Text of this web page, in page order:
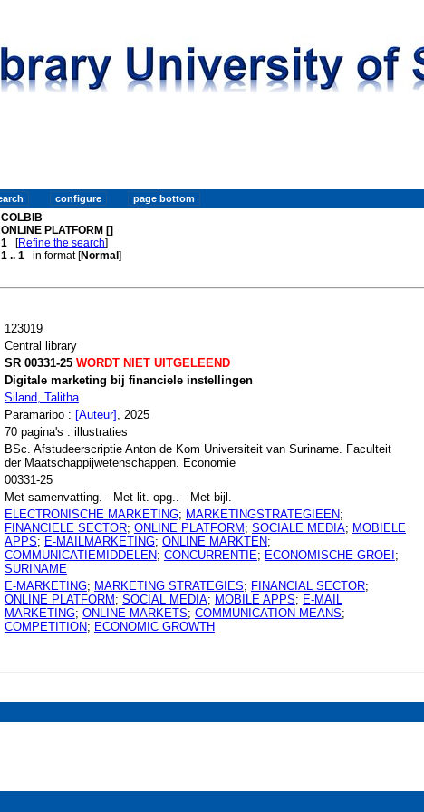
COLBIB
ONLINE PLATFORM []
1 [Refine the search]
1 .. 1 in format [Normal]
123019
Central library
SR 00331-25WORDT NIET UITGELEEND
Digitale marketing bij financiele instellingen
Siland, Talitha
Paramaribo : [Auteur]
, 2025
70 pagina's : illustraties
BSc. Afstudeerscriptie Anton de Kom Universiteit van Suriname. Faculteit
der Maatschappijwetenschappen. Economie
00331-25
Met samenvatting. - Met lit. opg.. - Met bijl.
ELECTRONISCHE MARKETING; MARKETINGSTRATEGIEEN;
FINANCIELE SECTOR; ONLINE PLATFORM ; SOCIALE MEDIA; MOBIELE
APPS; E-MAILMARKETING; ONLINE MARKTEN;
COMMUNICATIEMIDDELEN; CONCURRENTIE; ECONOMISCHE GROEI ;
SURINAME
E-MARKETING; MARKETING STRATEGIES; FINANCIAL SECTOR;
ONLINE PLATFORM ; SOCIAL MEDIA; MOBILE APPS; E-MAIL
MARKETING; ONLINE MARKETS; COMMUNICATION MEANS;
COMPETITION; ECONOMIC GROWTH